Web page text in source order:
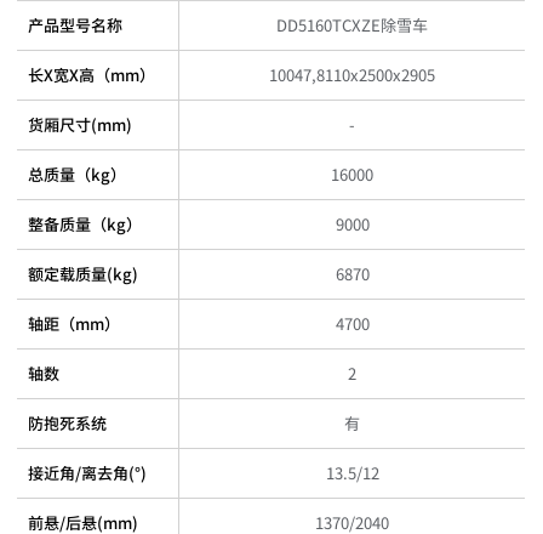
产品型号名称 DD5160TCXZE除雪车
长X宽X高（mm） 10047,8110x2500x2905
货厢尺寸(mm) -
总质量（kg） 16000
整备质量（kg） 9000
额定载质量(kg) 6870
轴距（mm） 4700
轴数 2
防抱死系统 有
接近角/离去角(°) 13.5/12
前悬/后悬(mm) 1370/2040